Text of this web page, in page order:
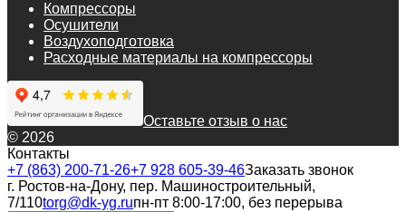
Компрессоры
Осушители
Воздухоподготовка
Расходные материалы на компрессоры
Оставьте отзыв о нас
© 2026
Контакты
+7 (863) 200-71-26+7 928 605-39-46Заказать звонок
г. Ростов-на-Дону, пер. Машиностроительный,
7/110torg@dk-yg.ruпн-пт 8:00-17:00, без перерыва